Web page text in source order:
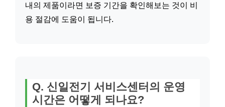
내의 제품이라면 보증 기간을 확인해보는 것이 비
용 절감에 도움이 됩니다.
Q. 신일전기 서비스센터의 운영
시간은 어떻게 되나요?